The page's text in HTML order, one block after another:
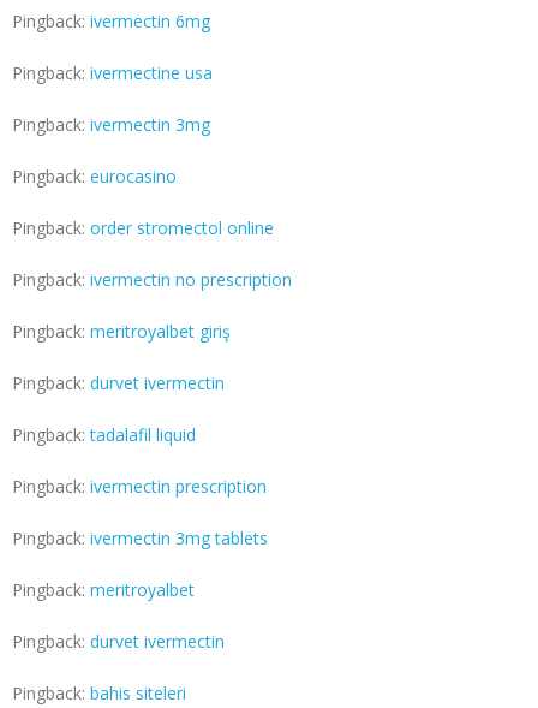
Pingback: ivermectin 6mg
Pingback: ivermectine usa
Pingback: ivermectin 3mg
Pingback: eurocasino
Pingback: order stromectol online
Pingback: ivermectin no prescription
Pingback: meritroyalbet giriş
Pingback: durvet ivermectin
Pingback:tadalafil liquid
Pingback: ivermectin prescription
Pingback: ivermectin 3mg tablets
Pingback: meritroyalbet
Pingback: durvet ivermectin
Pingback: bahis siteleri